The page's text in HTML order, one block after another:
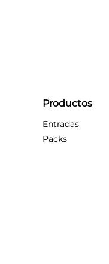
Productos
Entradas
Packs